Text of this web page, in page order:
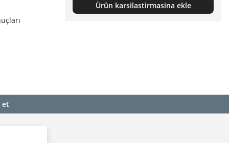
Ürün karsilastirmasina ekle
et